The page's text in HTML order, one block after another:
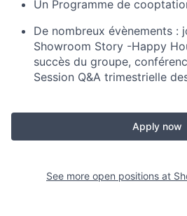
Un Programme de
De nombreux évènements :
Showroom Story -Happy
succès du groupe,
Session Q&A trimestrielle
Apply now
See more open positions at